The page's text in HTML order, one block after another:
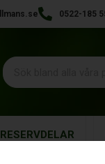
0522-185
RESERVDELAR